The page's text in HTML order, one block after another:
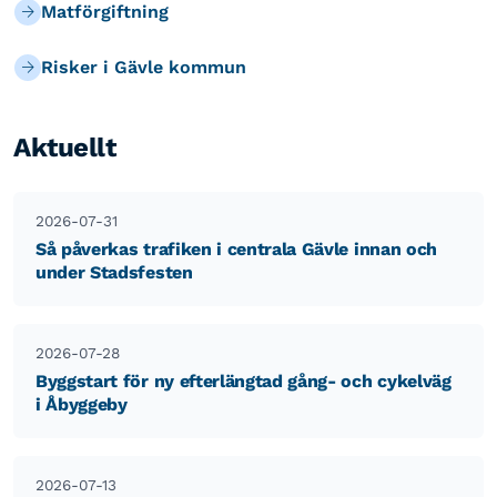
Matförgiftning
Risker i Gävle kommun
Aktuellt
2026-07-31
Så påverkas trafiken i centrala Gävle innan och
under Stadsfesten
2026-07-28
Byggstart för ny efterlängtad gång- och cykelväg
i Åbyggeby
2026-07-13